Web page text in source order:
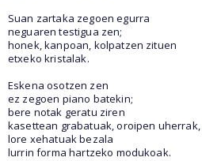
Suan zartaka zegoen egurra
neguaren testigua zen;
honek, kanpoan, kolpatzen zituen
etxeko kristalak.
Eskena osotzen zen
ez zegoen piano batekin;
bere notak geratu ziren
kasettean grabatuak, oroipen uherrak,
lore xehatuak bezala
lurrin forma hartzeko modukoak.